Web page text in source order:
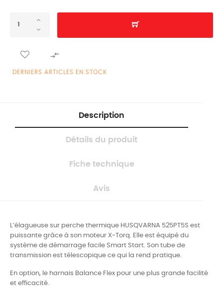

DERNIERS ARTICLES EN STOCK
Description
Détails du produit
Fiche technique
Avis
L’élagueuse sur perche thermique HUSQVARNA 525PT5S est
puissante grâce à son moteur X-Torq. Elle est équipé du
système de démarrage facile Smart Start. Son tube de
transmission est télescopique ce qui la rend pratique.
En option, le harnais Balance Flex pour une plus grande facilité
et efficacité.